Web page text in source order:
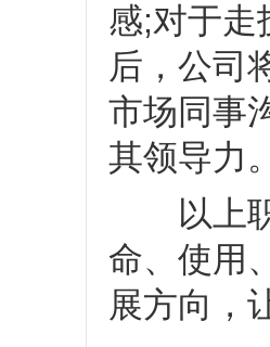
感;对于走
后，公司
市场同事
其领导力
以上职
命、使用
展方向，